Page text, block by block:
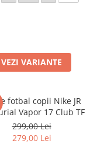
VEZI VARIANTE
fotbal copii Nike JR
Vapor 17 Club TF
299,00 Lei
279,00 Lei